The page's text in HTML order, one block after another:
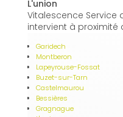
L'union
Vitalescence Service
intervient à proximité
Garidech
Montberon
Lapeyrouse-Fossat
Buzet-sur-Tarn
Castelmaurou
Bessières
Gragnague